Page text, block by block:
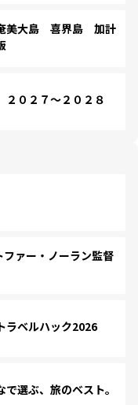
美大島 喜界島 加計
０２７～２０２８
ァー・ノーラン監督
ベルハック2026
選ぶ、旅のベスト。